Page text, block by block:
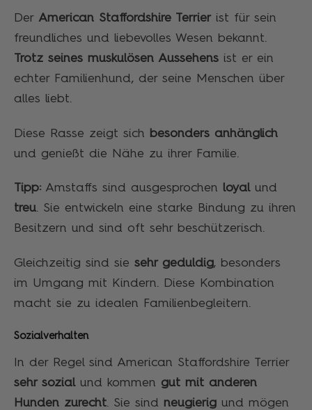
DerAmerican Staffordshire Terrier ist für sein
freundliches und liebevolles Wesen bekannt.
Trotz seines muskulösen Aussehens ist er ein
echter Familienhund, der seine Menschen über
alles liebt.
Diese Rasse zeigt sich
besonders anhänglich
und genießt die Nähe zu ihrer Familie.
Tipp: Amstaffs sind ausgesprochen loyalund
treu. Sie entwickeln eine starke Bindung zu ihren
Besitzern und sind oft sehr beschützerisch.
Gleichzeitig sind siesehr geduldig, besonders
im Umgang mit Kindern. Diese Kombination
macht sie zu idealen Familienbegleitern.
Sozialverhalten
In der Regel sind American Staffordshire Terrier
sehr sozialund kommen gut mit anderen
Hunden zurecht. Sie sind neugierig und mögen